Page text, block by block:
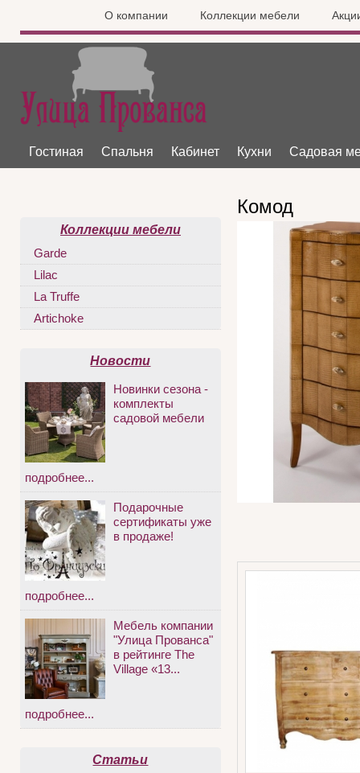
О компании Коллекции мебели
Гостиная Спальня Кабинет Кухни Садовая
Комод
Коллекции мебели
Garde
Lilac
La Truffe
Artichoke
Новости
Новинки сезона -
комплекты
садовой мебели
подробнее...
Подарочные
сертификаты уже
в продаже!
подробнее...
Мебель компании
"Улица Прованса"
в рейтинге The
Village «13...
подробнее...
Статьи